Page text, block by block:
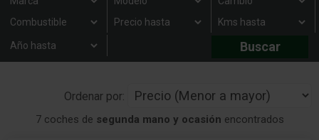
Ordenar por:
7 coches de segunda mano y ocasión encontrados